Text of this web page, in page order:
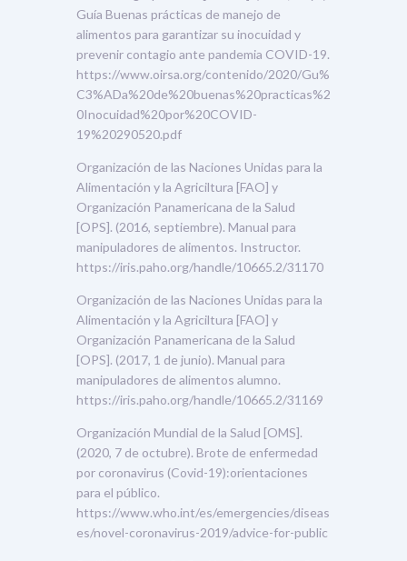
Guía Buenas prácticas de manejo de
alimentos para garantizar su inocuidad y
prevenir contagio ante pandemia COVID-19.
https://www.oirsa.org/contenido/2020/Gu%
C3%ADa%20de%20buenas%20practicas%2
0Inocuidad%20por%20COVID-
19%20290520.pdf
Organización de las Naciones Unidas para la
Alimentación y la Agriciltura [FAO] y
Organización Panamericana de la Salud
[OPS]. (2016, septiembre). Manual para
manipuladores de alimentos. Instructor.
https://iris.paho.org/handle/10665.2/31170
Organización de las Naciones Unidas para la
Alimentación y la Agriciltura [FAO] y
Organización Panamericana de la Salud
[OPS]. (2017, 1 de junio). Manual para
manipuladores de alimentos alumno.
https://iris.paho.org/handle/10665.2/31169
Organización Mundial de la Salud [OMS].
(2020, 7 de octubre). Brote de enfermedad
por coronavirus (Covid-19):orientaciones
para el público.
https://www.who.int/es/emergencies/diseas
es/novel-coronavirus-2019/advice-for-public